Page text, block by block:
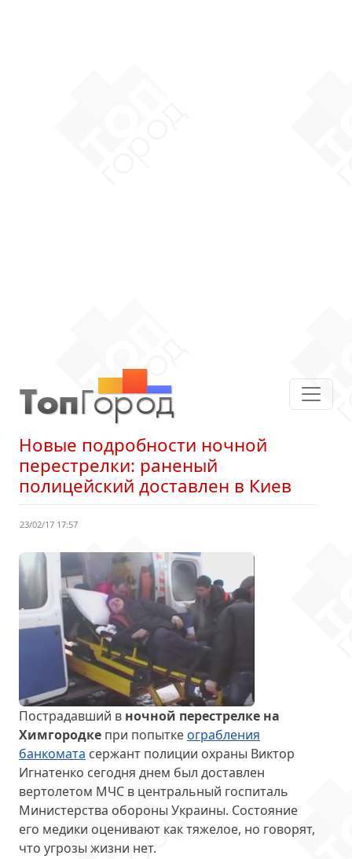
Новые подробности ночной
перестрелки: раненый
полицейский доставлен в Киев
23/02/17 17:57
Пострадавший в ночной перестрелке на
Химгородке при попыткеограбления
банкомата сержант полиции охраны Виктор
Игнатенко сегодня днем был доставлен
вертолетом МЧС в центральный госпиталь
Министерства обороны Украины. Состояние
его медики оценивают как тяжелое, но говорят,
что угрозы жизни нет.